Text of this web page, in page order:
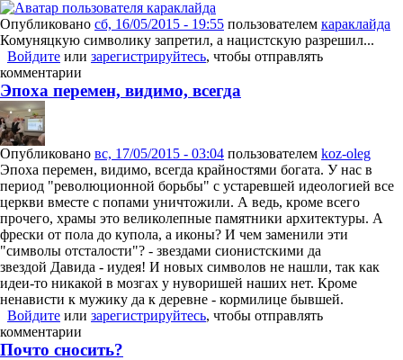
Опубликовано сб, 16/05/2015 - 19:55 пользователем караклайда
Комуняцкую символику запретил, а нацистскую разрешил...
Войдите или зарегистрируйтесь, чтобы отправлять
комментарии
Эпоха перемен, видимо, всегда
Опубликовано вс, 17/05/2015 - 03:04 пользователем koz-oleg
Эпоха перемен, видимо, всегда крайностями богата. У нас в
период "революционной борьбы" с устаревшей идеологией все
церкви вместе с попами уничтожили. А ведь, кроме всего
прочего, храмы это великолепные памятники архитектуры. А
фрески от пола до купола, а иконы? И чем заменили эти
"символы отсталости"? - звездами сионистскими да
звездой Давида - иудея! И новых символов не нашли, так как
идеи-то никакой в мозгах у нуворишей наших нет. Кроме
ненависти к мужику да к деревне - кормилице бывшей.
Войдите или зарегистрируйтесь, чтобы отправлять
комментарии
Почто сносить?